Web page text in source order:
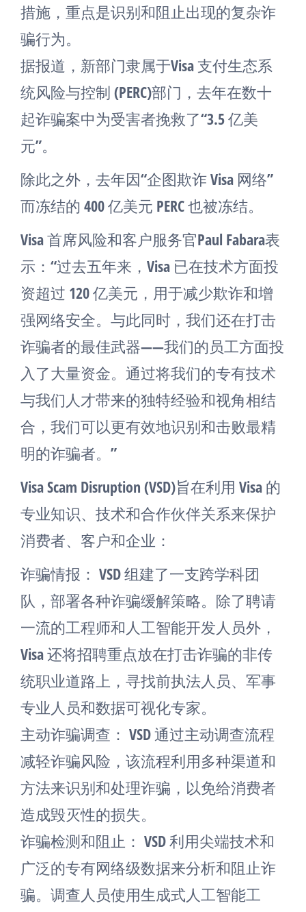
措施，重点是识别和阻止出现的复杂诈
骗行为。
据报道，新部门隶属于Visa 支付生态系
统风险与控制 (PERC)部门，去年在数十
起诈骗案中为受害者挽救了“3.5 亿美
元”。
除此之外，去年因“企图欺诈 Visa 网络”
而冻结的 400 亿美元 PERC 也被冻结。
Visa 首席风险和客户服务官Paul Fabara表
示：“过去五年来，Visa 已在技术方面投
资超过 120 亿美元，用于减少欺诈和增
强网络安全。与此同时，我们还在打击
诈骗者的最佳武器——我们的员工方面投
入了大量资金。通过将我们的专有技术
与我们人才带来的独特经验和视角相结
合，我们可以更有效地识别和击败最精
明的诈骗者。”
Visa Scam Disruption (VSD)旨在利用 Visa 的
专业知识、技术和合作伙伴关系来保护
消费者、客户和企业：
诈骗情报： VSD 组建了一支跨学科团
队，部署各种诈骗缓解策略。除了聘请
一流的工程师和人工智能开发人员外，
Visa 还将招聘重点放在打击诈骗的非传
统职业道路上，寻找前执法人员、军事
专业人员和数据可视化专家。
主动诈骗调查： VSD 通过主动调查流程
减轻诈骗风险，该流程利用多种渠道和
方法来识别和处理诈骗，以免给消费者
造成毁灭性的损失。
诈骗检测和阻止： VSD 利用尖端技术和
广泛的专有网络级数据来分析和阻止诈
骗。调查人员使用生成式人工智能工